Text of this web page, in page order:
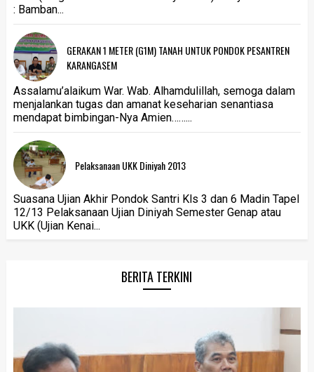
: Bamban...
GERAKAN 1 METER (G1M) TANAH UNTUK PONDOK PESANTREN
KARANGASEM
Assalamu’alaikum War. Wab. Alhamdulillah, semoga dalam
menjalankan tugas dan amanat keseharian senantiasa
mendapat bimbingan-Nya Amien……...
Pelaksanaan UKK Diniyah 2013
Suasana Ujian Akhir Pondok Santri Kls 3 dan 6 Madin Tapel
12/13 Pelaksanaan Ujian Diniyah Semester Genap atau
UKK (Ujian Kenai...
BERITA TERKINI